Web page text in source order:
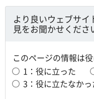
より良いウェブサ
見をお聞かせくださ
このページの情報は
1：役に立った
3：役に立たなかっ